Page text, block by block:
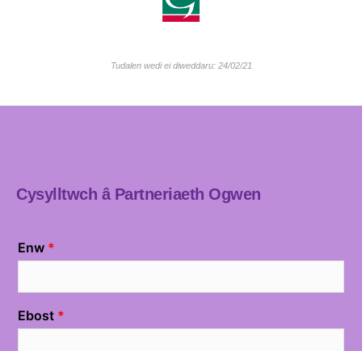
Tudalen wedi ei diweddaru: 24/02/21
Cysylltwch â Partneriaeth Ogwen